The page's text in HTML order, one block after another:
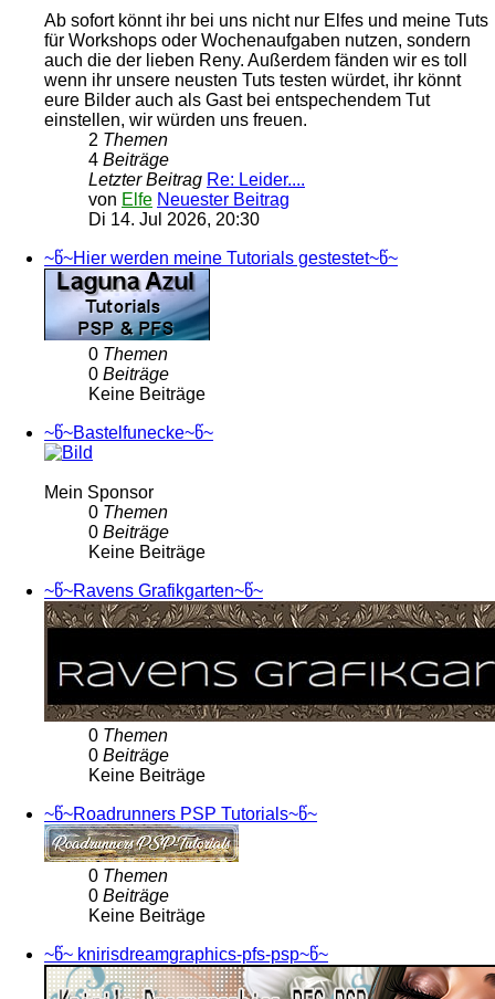
Ab sofort könnt ihr bei uns nicht nur Elfes und meine Tuts
für Workshops oder Wochenaufgaben nutzen, sondern
auch die der lieben Reny. Außerdem fänden wir es toll
wenn ihr unsere neusten Tuts testen würdet, ihr könnt
eure Bilder auch als Gast bei entspechendem Tut
einstellen, wir würden uns freuen.
2 Themen
4 Beiträge
Letzter Beitrag Re: Leider....
von Elfe Neuester Beitrag
Di 14. Jul 2026, 20:30
~წ~Hier werden meine Tutorials gestestet~წ~
0 Themen
0 Beiträge
Keine Beiträge
~წ~Bastelfunecke~წ~
Mein Sponsor
0 Themen
0 Beiträge
Keine Beiträge
~წ~Ravens Grafikgarten~წ~
0 Themen
0 Beiträge
Keine Beiträge
~წ~Roadrunners PSP Tutorials~წ~
0 Themen
0 Beiträge
Keine Beiträge
~წ~ knirisdreamgraphics-pfs-psp~წ~